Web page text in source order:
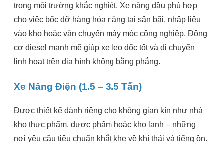
trong môi trường khắc nghiệt. Xe nâng dầu phù hợp
cho việc bốc dỡ hàng hóa nặng tại sân bãi, nhập liệu
vào kho hoặc vận chuyển máy móc công nghiệp. Động
cơ diesel mạnh mẽ giúp xe leo dốc tốt và di chuyển
linh hoạt trên địa hình không bằng phẳng.
Xe Nâng Điện (1.5 – 3.5 Tấn)
Được thiết kế dành riêng cho không gian kín như nhà
kho thực phẩm, dược phẩm hoặc kho lạnh – những
nơi yêu cầu tiêu chuẩn khắt khe về khí thải và tiếng ồn.